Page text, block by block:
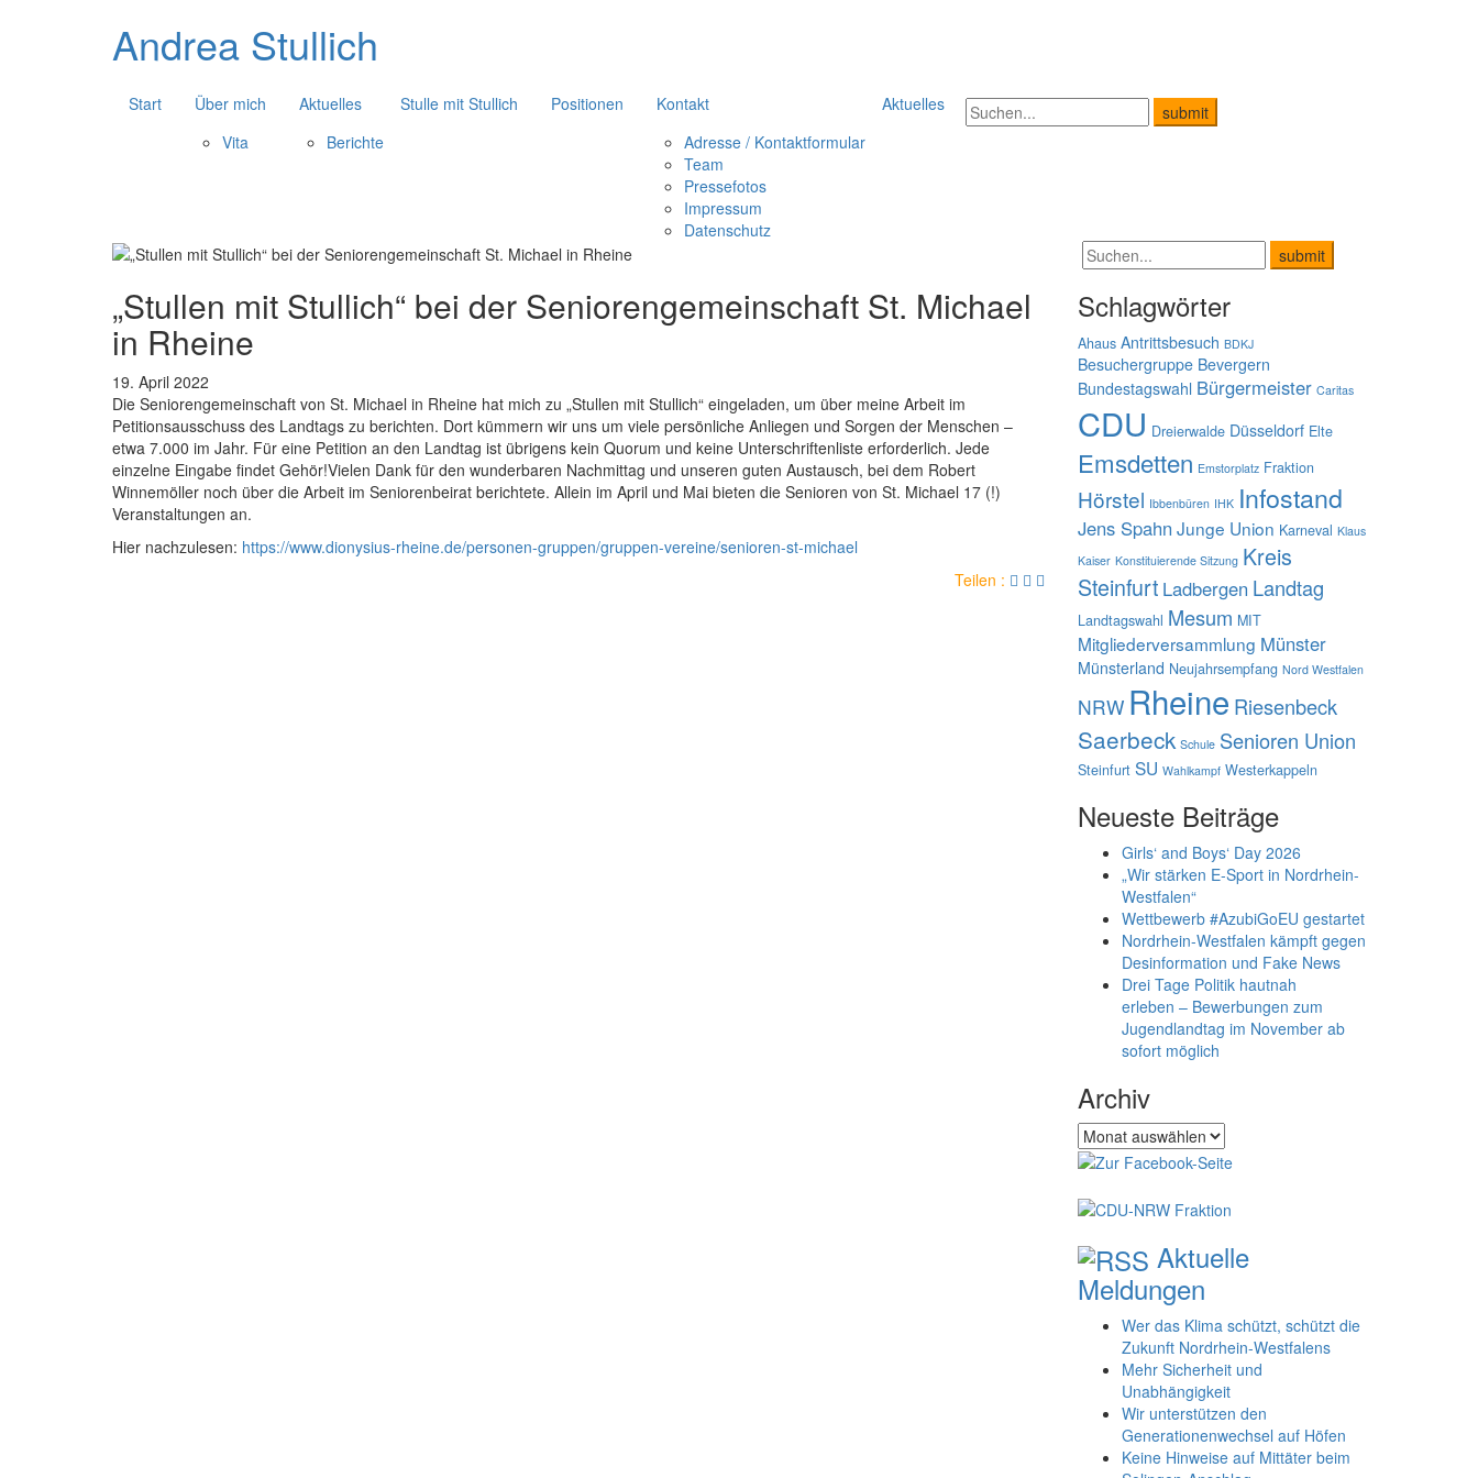
Andrea Stullich
Start
Über mich
Vita
Aktuelles
Berichte
Stulle mit Stullich Positionen
Kontakt
Adresse / Kontaktformular
Team
Pressefotos
Impressum
Datenschutz
Aktuelles
„Stullen mit Stullich“ bei der Seniorengemeinschaft St. Michael
in Rheine
19. April 2022
Die Seniorengemeinschaft von St. Michael in Rheine hat mich zu „Stullen mit Stullich“ eingeladen, um über meine Arbeit im
Petitionsausschuss des Landtags zu berichten. Dort kümmern wir uns um viele persönliche Anliegen und Sorgen der Menschen –
etwa 7.000 im Jahr. Für eine Petition an den Landtag ist übrigens kein Quorum und keine Unterschriftenliste erforderlich. Jede
einzelne Eingabe findet Gehör!Vielen Dank für den wunderbaren Nachmittag und unseren guten Austausch, bei dem Robert
Winnemöller noch über die Arbeit im Seniorenbeirat berichtete. Allein im April und Mai bieten die Senioren von St. Michael 17 (!)
Veranstaltungen an.
Hier nachzulesen: https://www.dionysius-rheine.de/personen-gruppen/gruppen-vereine/senioren-st-michael
Teilen :
Schlagwörter
Ahaus Antrittsbesuch BDKJ
Besuchergruppe Bevergern
Bundestagswahl Bürgermeister Caritas
CDU Dreierwalde Düsseldorf Elte
Emsdetten Emstorplatz Fraktion
Hörstel Ibbenbüren IHK Infostand
Jens Spahn Junge Union Karneval Klaus
Kaiser Konstituierende Sitzung Kreis
Steinfurt Ladbergen Landtag
Landtagswahl Mesum MIT
Mitgliederversammlung Münster
Münsterland Neujahrsempfang Nord Westfalen
NRW Rheine Riesenbeck
Saerbeck Schule Senioren Union
Steinfurt SU Wahlkampf Westerkappeln
Neueste Beiträge
Girls‘ and Boys‘ Day 2026
„Wir stärken E-Sport in Nordrhein-
Westfalen“
Wettbewerb #AzubiGoEU gestartet
Nordrhein-Westfalen kämpft gegen
Desinformation und Fake News
Drei Tage Politik hautnah
erleben – Bewerbungen zum
Jugendlandtag im November ab
sofort möglich
Archiv
Archiv
Aktuelle
Meldungen
Wer das Klima schützt, schützt die
Zukunft Nordrhein-Westfalens
Mehr Sicherheit und
Unabhängigkeit
Wir unterstützen den
Generationenwechsel auf Höfen
Keine Hinweise auf Mittäter beim